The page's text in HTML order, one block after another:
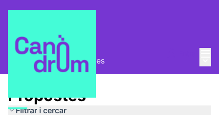
Pla Estratègic Propostes
Propostes
Filtrar i cercar